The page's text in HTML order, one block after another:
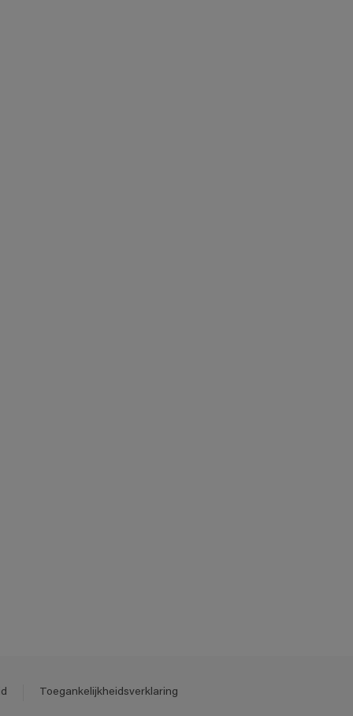
Toegankelijkheidsverklaring